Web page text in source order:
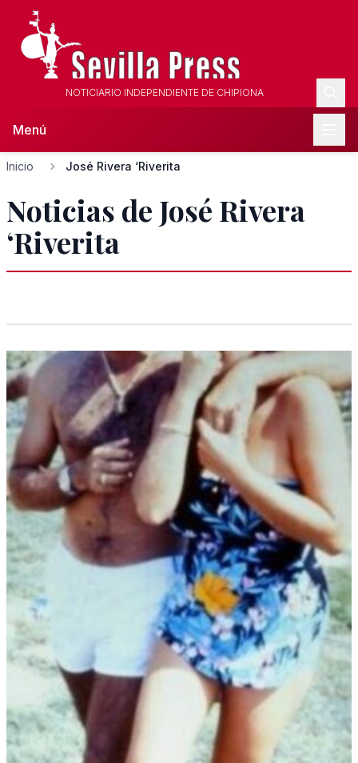
NOTICIARIO INDEPENDIENTE DE CHIPIONA
Menú
Inicio José Rivera ‘Riverita
Noticias de José Rivera
‘Riverita